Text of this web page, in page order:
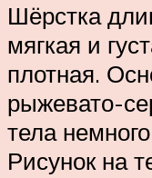
Шёрстка
мягкая и
плотная.
рыжевато-
тела
Рисунок на